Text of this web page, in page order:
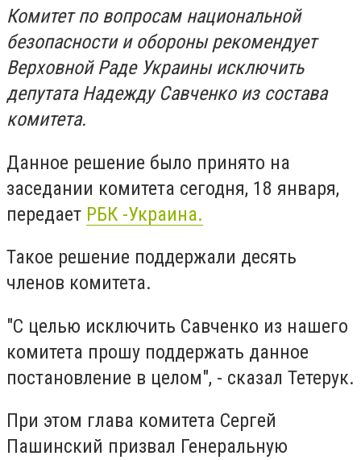
Комитет по вопросам национальной
безопасности и обороны рекомендует
Верховной Раде Украины исключить
депутата Надежду Савченко из состава
комитета.
Данное решение было принято на
заседании комитета сегодня, 18 января,
передает РБК -Украина.
Такое решение поддержали десять
членов комитета.
"С целью исключить Савченко из нашего
комитета прошу поддержать данное
постановление в целом", - сказал Тетерук.
При этом глава комитета Сергей
Пашинский призвал Генеральную